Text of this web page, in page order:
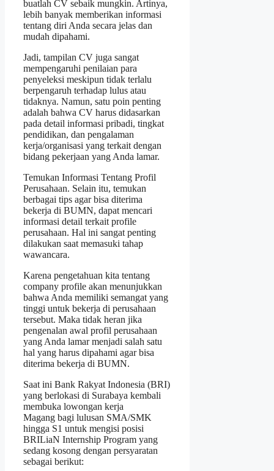
buatlah CV sebaik mungkin. Artinya,
lebih banyak memberikan informasi
tentang diri Anda secara jelas dan
mudah dipahami.
Jadi, tampilan CV juga sangat
mempengaruhi penilaian para
penyeleksi meskipun tidak terlalu
berpengaruh terhadap lulus atau
tidaknya. Namun, satu poin penting
adalah bahwa CV harus didasarkan
pada detail informasi pribadi, tingkat
pendidikan, dan pengalaman
kerja/organisasi yang terkait dengan
bidang pekerjaan yang Anda lamar.
Temukan Informasi Tentang Profil
Perusahaan. Selain itu, temukan
berbagai tips agar bisa diterima
bekerja di BUMN, dapat mencari
informasi detail terkait profile
perusahaan. Hal ini sangat penting
dilakukan saat memasuki tahap
wawancara.
Karena pengetahuan kita tentang
company profile akan menunjukkan
bahwa Anda memiliki semangat yang
tinggi untuk bekerja di perusahaan
tersebut. Maka tidak heran jika
pengenalan awal profil perusahaan
yang Anda lamar menjadi salah satu
hal yang harus dipahami agar bisa
diterima bekerja di BUMN.
Saat ini Bank Rakyat Indonesia (BRI)
yang berlokasi di Surabaya kembali
membuka lowongan kerja
Magang bagi lulusan SMA/SMK
hingga S1 untuk mengisi posisi
BRILiaN Internship Program yang
sedang kosong dengan persyaratan
sebagai berikut: